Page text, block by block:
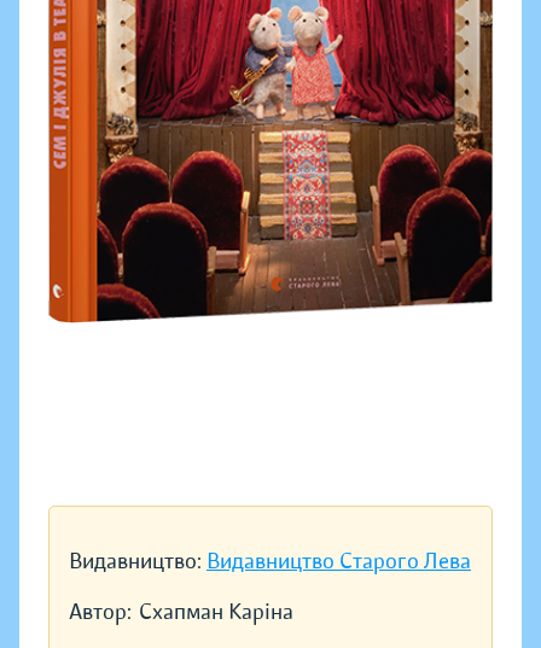
Видавництво: Видавництво Старого Лева
Автор: Схапман Каріна